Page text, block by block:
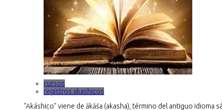
cursos
registros akashicos
"Akáshico" viene de ākāśa (akasha), término del antiguo idioma